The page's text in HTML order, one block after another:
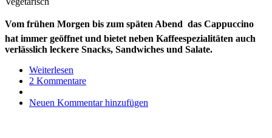
Vom frühen Morgen bis zum späten Abend  das Cappuccino
hat immer geöffnet und bietet neben Kaffeespezialitäten auch
verlässlich leckere Snacks, Sandwiches und Salate.
Weiterlesen
Cappuccino
March
2 Kommentare
Neuen Kommentar hinzufügen